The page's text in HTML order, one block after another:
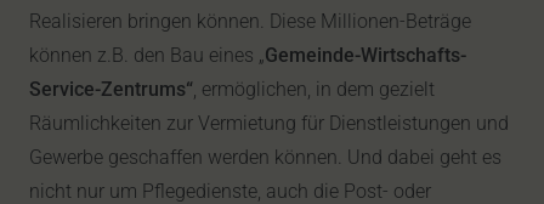
Realisieren bringen können. Diese Millionen-Beträge
können z.B. den Bau eines „Gemeinde-Wirtschafts-
Service-Zentrums“, ermöglichen, in dem gezielt
Räumlichkeiten zur Vermietung für Dienstleistungen und
Gewerbe geschaffen werden können. Und dabei geht es
nicht nur um Pflegedienste, auch die Post- oder